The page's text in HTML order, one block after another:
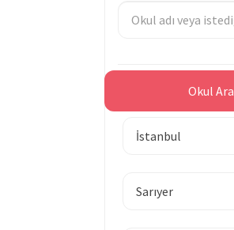
İstanbul
Sarıyer
Okul Ara